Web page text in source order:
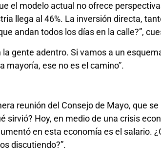
el modelo actual no ofrece
llega al 46%. La inversión directa,
andan todos los días en la calle?”,
gente adentro. Si vamos a un
mayoría, ese no es el camino”.
reunión del Consejo de Mayo, que
sirvió? Hoy, en medio de una crisis
en esta economía es el salario.
discutiendo?”.